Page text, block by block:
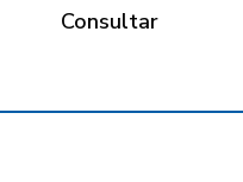
Consultar